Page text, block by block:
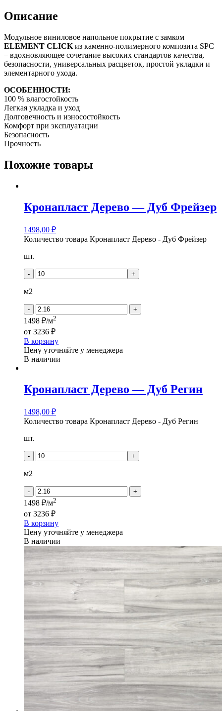
Описание
Модульное виниловое напольное покрытие с замком
ELEMENT CLICK из каменно-полимерного композита SPC
– вдохновляющее сочетание высоких стандартов качества,
безопасности, универсальных расцветок, простой укладки и
элементарного ухода.
ОСОБЕННОСТИ:
100 % влагостойкость
Легкая укладка и уход
Долговечность и износостойкость
Комфорт при эксплуатации
Безопасность
Прочность
Похожие товары
Кронапласт Дерево — Дуб Фрейзер
1498,00 ₽
Количество товара Кронапласт Дерево - Дуб Фрейзер
шт.
- +
м2
- +
1498 ₽/м2
от 3236 ₽
В корзину
Цену уточняйте у менеджера
В наличии
Кронапласт Дерево — Дуб Регин
1498,00 ₽
Количество товара Кронапласт Дерево - Дуб Регин
шт.
- +
м2
- +
1498 ₽/м2
от 3236 ₽
В корзину
Цену уточняйте у менеджера
В наличии